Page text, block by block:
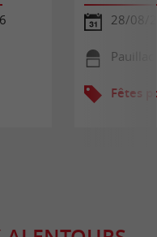
28/08/
Pauillac
Fêtes